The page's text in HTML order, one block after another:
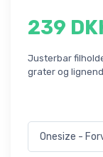
239
Justerbar
grater og